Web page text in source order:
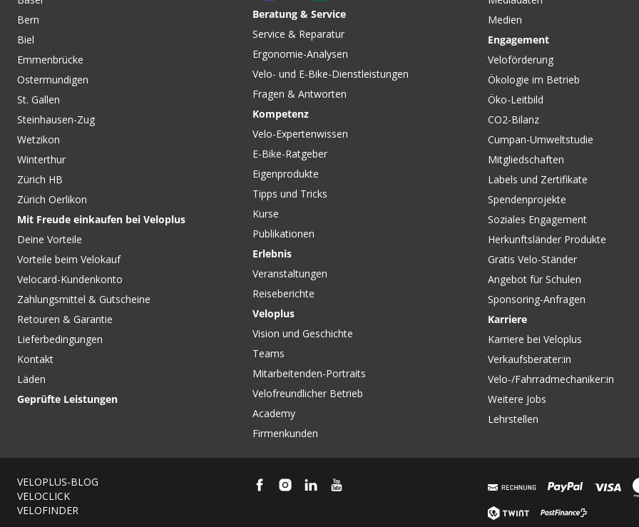
CHF 44.90
DURA-ACE BB9100 BSA
68mm Road Hollowtech II
Tretlager / BSA 68mm von
SHIMANO
CHF 46.90
DURA-ACE BB9100 ITA
70mm Road Hollowtech II
Tretlager / ITA 70mm von
SHIMANO
THREAD FIT 24 Adapter für
Shimano MTB Kurbeln von
CHRIS KING
Bern
Biel
Emmenbrücke
Ostermundigen
St. Gallen
Steinhausen-Zug
Wetzikon
Winterthur
Zürich HB
Zürich Oerlikon
Mit Freude einkaufen bei Veloplus
Deine Vorteile
Vorteile beim Velokauf
Velocard-Kundenkonto
Zahlungsmittel & Gutscheine
Retouren & Garantie
Lieferbedingungen
Kontakt
Läden
Geprüfte Leistungen
Beratung & Service
Service & Reparatur
Ergonomie-Analysen
Velo- und E-Bike-Dienstleistungen
Fragen & Antworten
Kompetenz
Velo-Expertenwissen
E-Bike-Ratgeber
Eigenprodukte
Tipps und Tricks
Kurse
Publikationen
Erlebnis
Veranstaltungen
Reiseberichte
Veloplus
Vision und Geschichte
Teams
Mitarbeitenden-Portraits
Velofreundlicher Betrieb
Academy
Firmenkunden
Medien
Engagement
Veloförderung
Ökologie im Betrieb
Öko-Leitbild
CO2-Bilanz
Cumpan-Umweltstudie
Mitgliedschaften
Labels und Zertifikate
Spendenprojekte
Soziales Engagement
Herkunftsländer Produkte
Gratis Velo-Ständer
Angebot für Schulen
Sponsoring-Anfragen
Karriere
Karriere bei Veloplus
Verkaufsberater:in
Velo-/Fahrradmechaniker:in
Weitere Jobs
Lehrstellen
VELOPLUS-BLOG
VELOCLICK
VELOFINDER